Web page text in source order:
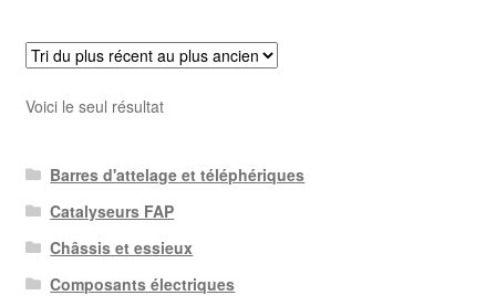
Voici le seul résultat
Barres d'attelage et téléphériques
Catalyseurs FAP
Châssis et essieux
Composants électriques